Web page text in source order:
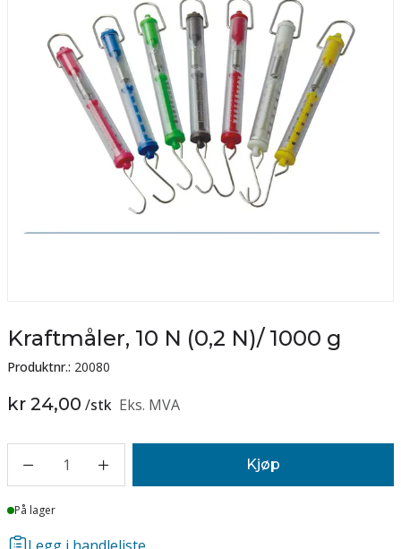
Kraftmåler, 10 N (0,2 N)/ 1000 g
Produktnr.: 20080
kr 24,00 /stk Eks. MVA
1 Kjøp
Lager
På lager